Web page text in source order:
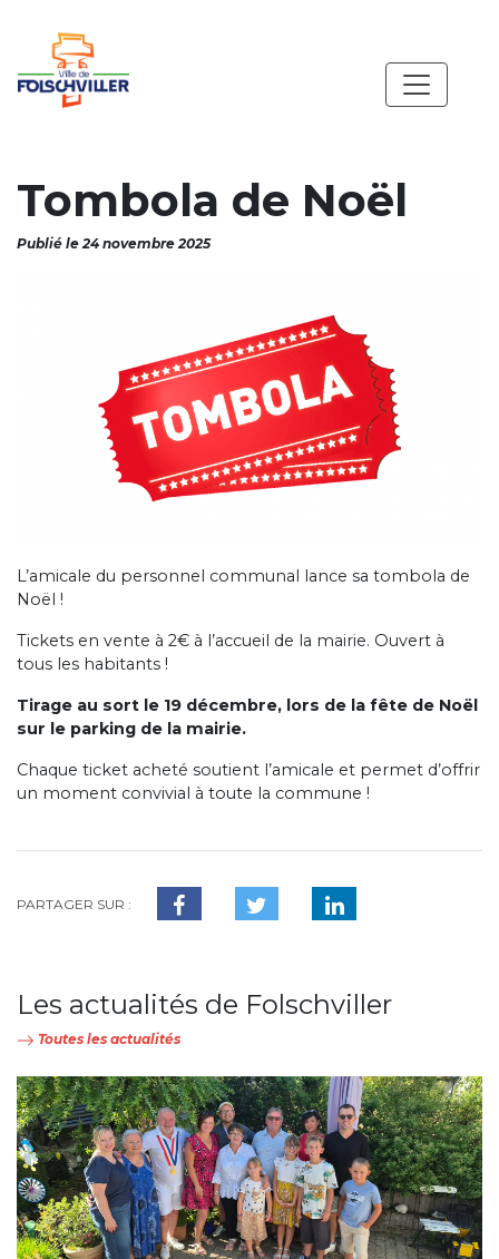
Tombola de Noël
Publié le 24 novembre 2025
L’amicale du personnel communal lance sa tombola de
Noël !
Tickets en vente à 2€ à l’accueil de la mairie. Ouvert à
tous les habitants !
Tirage au sort le 19 décembre, lors de la fête de Noël
sur le parking de la mairie.
Chaque ticket acheté soutient l’amicale et permet d’offrir
un moment convivial à toute la commune !
PARTAGER SUR :
Les actualités de Folschviller
Toutes les actualités